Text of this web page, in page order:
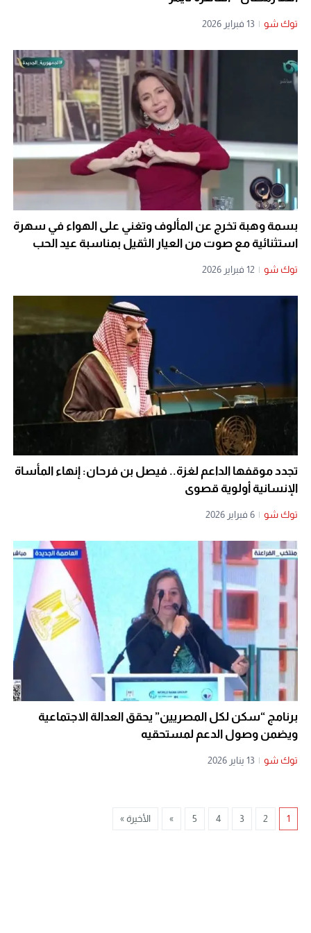
توك شو | 13 فبراير 2026
بسمة وهبة تخرج عن المألوف وتغني على الهواء في سهرة
استثنائية مع صوت من العيار الثقيل بمناسبة عيد الحب
توك شو | 12 فبراير 2026
تجدد موقفها الداعم لغزة.. فيصل بن فرحان: إنهاء المأساة
الإنسانية أولوية قصوى
توك شو | 6 فبراير 2026
برنامج “سكن لكل المصريين” يحقق العدالة الاجتماعية
ويضمن وصول الدعم لمستحقيه
توك شو | 13 يناير 2026
1
2
3
4
5
» الأخيرة »